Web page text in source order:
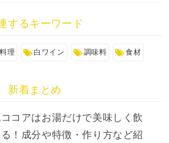
するキーワード
料理 白ワイン 調味料 食材
新着まとめ
コアはお湯だけで美味しく飲
！成分や特徴・作り方など紹